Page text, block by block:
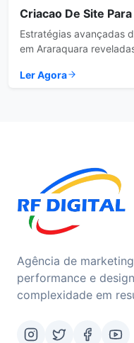
Criacao De Site
Estratégias avançadas
em Araraquara
Ler Agora
Agência de
performance e
complexidade em